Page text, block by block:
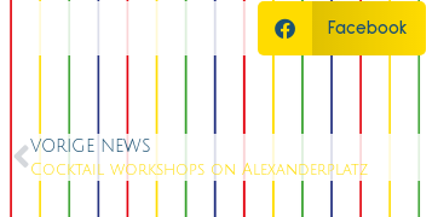
Facebook
VORIGE NEWS
Cocktail workshops on Alexanderplatz